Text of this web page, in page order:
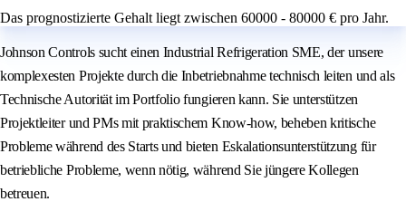
Das prognostizierte Gehalt liegt zwischen 60000 - 80000 € pro Jahr.
Johnson Controls sucht einen Industrial Refrigeration SME, der unsere
komplexesten Projekte durch die Inbetriebnahme technisch leiten und als
Technische Autorität im Portfolio fungieren kann. Sie unterstützen
Projektleiter und PMs mit praktischem Know-how, beheben kritische
Probleme während des Starts und bieten Eskalationsunterstützung für
betriebliche Probleme, wenn nötig, während Sie jüngere Kollegen
betreuen.